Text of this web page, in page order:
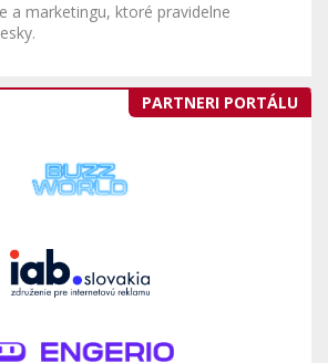
a marketingu, ktoré pravidelne
PARTNERI PORTÁLU